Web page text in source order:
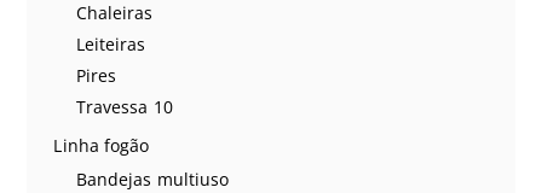
Chaleiras
Leiteiras
Pires
Travessa 10
Linha fogão
Bandejas multiuso